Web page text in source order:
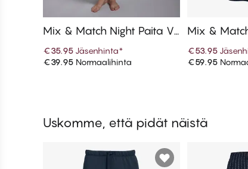
Lisää ostoskoriin
Mix & Match Night Paita V-
€35.95 Jäsenhinta*
€39.95 Normaalihinta Lisää
Mix &
€53.95
€59.95
Uskomme, että pidät näistä